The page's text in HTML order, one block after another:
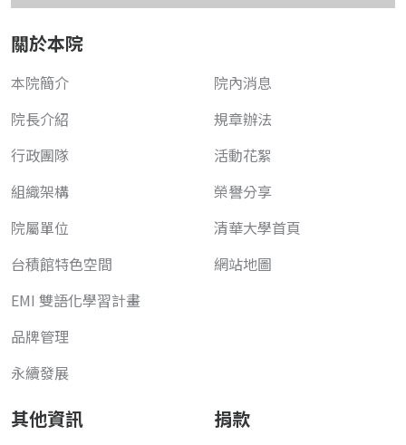
關於本院
本院簡介
院長介紹
行政團隊
組織架構
院屬單位
台積館特色空間
EMI 雙語化學習計畫
品牌管理
永續發展
院內消息
規章辦法
活動花絮
榮譽分享
清華大學首頁
網站地圖
其他資訊 捐款